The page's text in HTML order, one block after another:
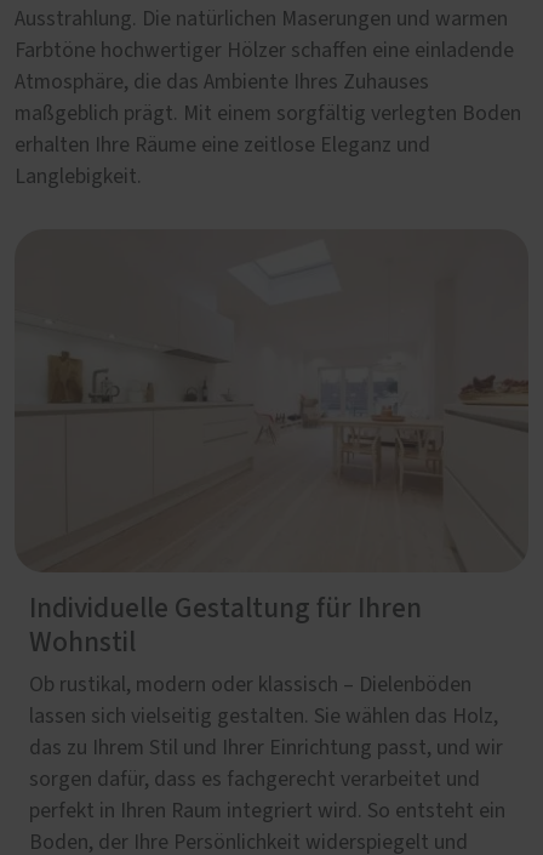
Ausstrahlung. Die natürlichen Maserungen und warmen
Farbtöne hochwertiger Hölzer schaffen eine einladende
Atmosphäre, die das Ambiente Ihres Zuhauses
maßgeblich prägt. Mit einem sorgfältig verlegten Boden
erhalten Ihre Räume eine zeitlose Eleganz und
Langlebigkeit.
Individuelle Gestaltung für Ihren
Wohnstil
Ob rustikal, modern oder klassisch – Dielenböden
lassen sich vielseitig gestalten. Sie wählen das Holz,
das zu Ihrem Stil und Ihrer Einrichtung passt, und wir
sorgen dafür, dass es fachgerecht verarbeitet und
perfekt in Ihren Raum integriert wird. So entsteht ein
Boden, der Ihre Persönlichkeit widerspiegelt und